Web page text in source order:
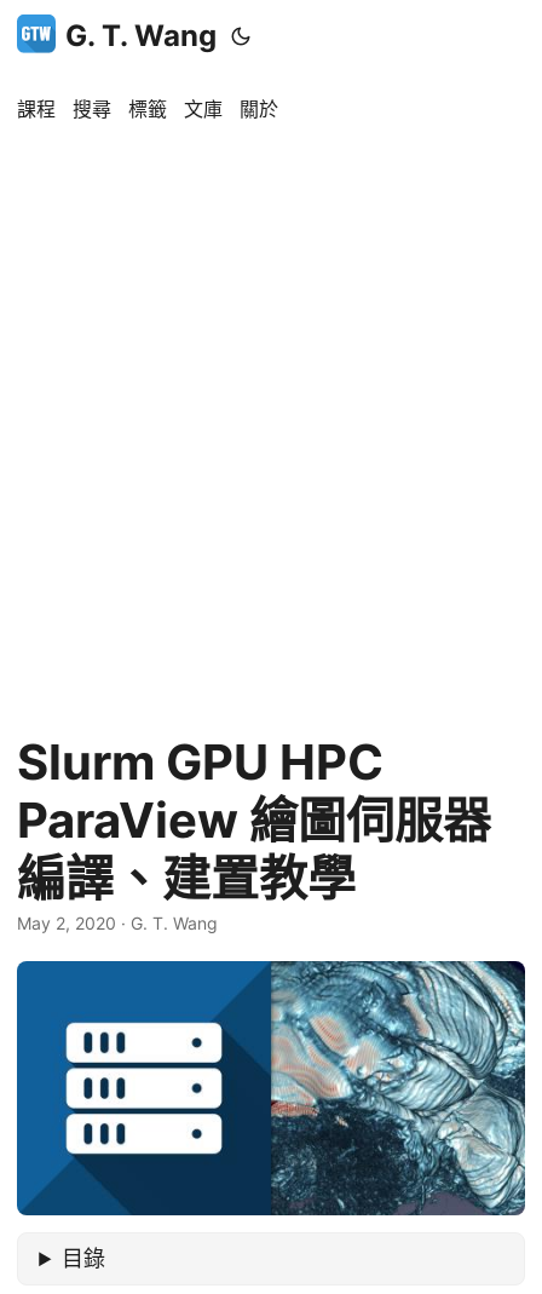
G. T. Wang
課程 搜尋 標籤 文庫 關於
Slurm GPU HPC
ParaView 繪圖伺服器
編譯、建置教學
May 2, 2020 · G. T. Wang
目錄